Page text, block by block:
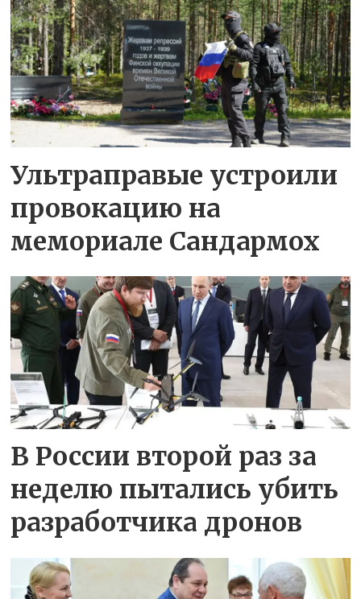
Ультраправые устроили
провокацию на
мемориале Сандармох
В России второй раз за
неделю пытались убить
разработчика дронов